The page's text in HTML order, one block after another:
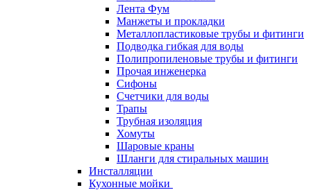
Лента Фум
Манжеты и прокладки
Металлопластиковые трубы и фитинги
Подводка гибкая для воды
Полипропиленовые трубы и фитинги
Прочая инженерка
Сифоны
Счетчики для воды
Трапы
Трубная изоляция
Хомуты
Шаровые краны
Шланги для стиральных машин
Инсталляции
Кухонные мойки